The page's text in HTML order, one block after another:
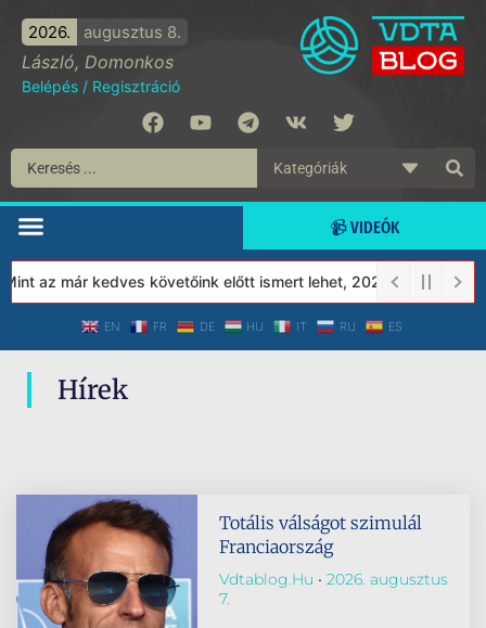
2026. augusztus 8.
László, Domonkos
Belépés / Regisztráció
📹 VIDEÓK
az már kedves követőink előtt ismert lehet, 2023-tól a Védett
EN FR DE HU IT RU ES
Hírek
Totális válságot szimulál
Franciaország
Vdtablog.hu
2026. augusztus
7.